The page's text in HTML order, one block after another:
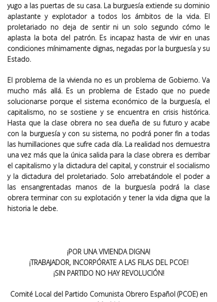
yugo a las puertas de su casa. La burguesía extiende su dominio
aplastante y explotador a todos los ámbitos de la vida. El
proletariado no deja de sentir ni un solo segundo cómo le
aplasta la bota del patrón. Es incapaz hasta de vivir en unas
condiciones mínimamente dignas, negadas por la burguesía y su
Estado.
El problema de la vivienda no es un problema de Gobierno. Va
mucho más allá. Es un problema de Estado que no puede
solucionarse porque el sistema económico de la burguesía, el
capitalismo, no se sostiene y se encuentra en crisis histórica.
Hasta que la clase obrera no sea dueña de su futuro y acabe
con la burguesía y con su sistema, no podrá poner fin a todas
las humillaciones que sufre cada día. La realidad nos demuestra
una vez más que la única salida para la clase obrera es derribar
el capitalismo y la dictadura del capital, y construir el socialismo
y la dictadura del proletariado. Solo arrebatándole el poder a
las ensangrentadas manos de la burguesía podrá la clase
obrera terminar con su explotación y tener la vida digna que la
historia le debe.
¡POR UNA VIVIENDA DIGNA!
¡TRABAJADOR, INCORPÓRATE A LAS FILAS DEL PCOE!
¡SIN PARTIDO NO HAY REVOLUCIÓN!
Comité Local del Partido Comunista Obrero Español (PCOE) en